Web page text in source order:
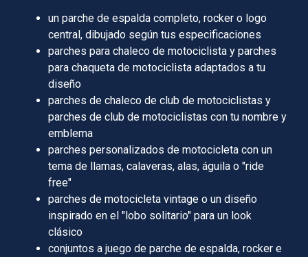
un parche de espalda completo, rocker o logo
central, dibujado según tus especificaciones
parches para chaleco de motociclista y parches
para chaqueta de motociclista adaptados a tu
diseño
parches de chaleco de club de motociclistas y
parches de club de motociclistas con tu nombre y
emblema
parches personalizados de motocicleta con un
tema de llamas, calaveras, alas, águila o "ride
free"
parches de motocicleta vintage o un diseño
inspirado en el "lobo solitario" para un look
clásico
conjuntos a juego de parche de espalda, rocker e